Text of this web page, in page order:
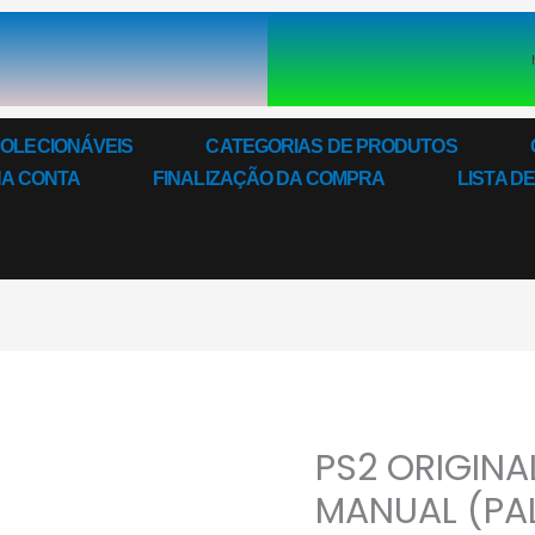
CATEGORIAS DE PRODUTOS
CONTA
FINALIZAÇÃO DA COMPRA LISTA
PS2
MANUAL
PS2
ORIGINAL
MÍDIA